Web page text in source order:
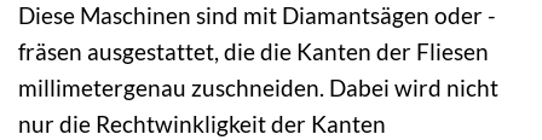
Diese Maschinen sind mit Diamantsägen oder -
fräsen ausgestattet, die die Kanten der Fliesen
millimetergenau zuschneiden. Dabei wird nicht
nur die Rechtwinkligkeit der Kanten